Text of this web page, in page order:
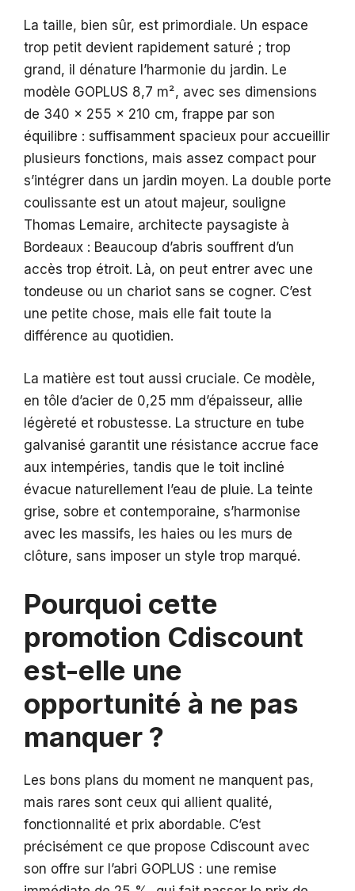
La taille, bien sûr, est primordiale. Un espace
trop petit devient rapidement saturé ; trop
grand, il dénature l’harmonie du jardin. Le
modèle GOPLUS 8,7 m², avec ses dimensions
de 340 x 255 x 210 cm, frappe par son
équilibre : suffisamment spacieux pour accueillir
plusieurs fonctions, mais assez compact pour
s’intégrer dans un jardin moyen. La double porte
coulissante est un atout majeur, souligne
Thomas Lemaire, architecte paysagiste à
Bordeaux : Beaucoup d’abris souffrent d’un
accès trop étroit. Là, on peut entrer avec une
tondeuse ou un chariot sans se cogner. C’est
une petite chose, mais elle fait toute la
différence au quotidien.
La matière est tout aussi cruciale. Ce modèle,
en tôle d’acier de 0,25 mm d’épaisseur, allie
légèreté et robustesse. La structure en tube
galvanisé garantit une résistance accrue face
aux intempéries, tandis que le toit incliné
évacue naturellement l’eau de pluie. La teinte
grise, sobre et contemporaine, s’harmonise
avec les massifs, les haies ou les murs de
clôture, sans imposer un style trop marqué.
Pourquoi cette
promotion Cdiscount
est-elle une
opportunité à ne pas
manquer ?
Les bons plans du moment ne manquent pas,
mais rares sont ceux qui allient qualité,
fonctionnalité et prix abordable. C’est
précisément ce que propose Cdiscount avec
son offre sur l’abri GOPLUS : une remise